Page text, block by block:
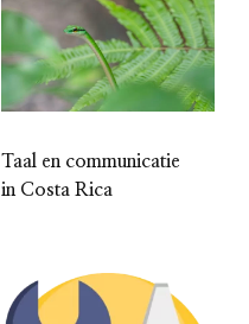
Taal en communicatie
in Costa Rica